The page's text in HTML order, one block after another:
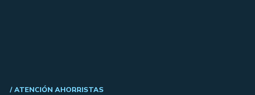
/ATENCIÓN AHORRISTAS